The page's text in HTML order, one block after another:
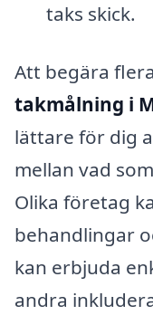
taks skick.
Att begära
takmålning i
lättare för dig
mellan vad
Olika företag
behandlingar
kan erbjuda
andra